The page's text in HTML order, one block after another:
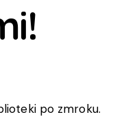
po zmroku.